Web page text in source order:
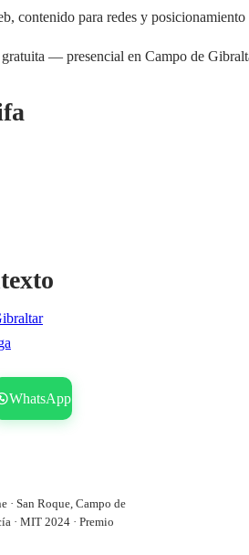
contenido para redes y
— presencial en Campo de
WhatsApp
· San Roque, Campo de
· MIT 2024 · Premio